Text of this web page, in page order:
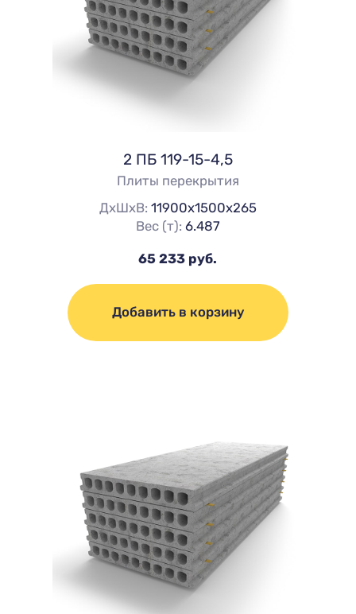
2 ПБ 119-15-4,5
Плиты перекрытия
ДхШхВ: 11900х1500х265
Вес (т): 6.487
65 233 руб.
Добавить в корзину